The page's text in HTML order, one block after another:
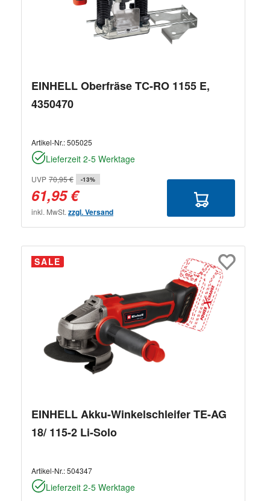
EINHELL Oberfräse TC-RO 1155 E,
4350470
Artikel-Nr.:505025
Lieferzeit 2-5 Werktage
UVP 70,95 € -13%
61,95 €
inkl. MwSt. zzgl. Versand
SALE
EINHELL Akku-Winkelschleifer TE-AG
18/ 115-2 Li-Solo
Artikel-Nr.:504347
Lieferzeit 2-5 Werktage